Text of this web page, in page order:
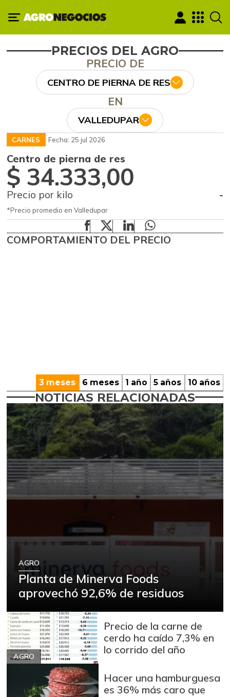
PRECIOS DEL AGRO
PRECIO DE
CENTRO DE PIERNA DE RES
EN
VALLEDUPAR
CARNES Fecha: 25 jul 2026
Centro de pierna de res
$ 34.333,00
Precio por kilo -
*Precio promedio en Valledupar
COMPORTAMIENTO DEL PRECIO
3 meses 6 meses 1 año 5 años 10 años
NOTICIAS RELACIONADAS
AGRO
Planta de Minerva Foods
aprovechó 92,6% de residuos
AGRO
Precio de la carne de
cerdo ha caído 7,3% en
lo corrido del año
Hacer una hamburguesa
es 36% más caro que